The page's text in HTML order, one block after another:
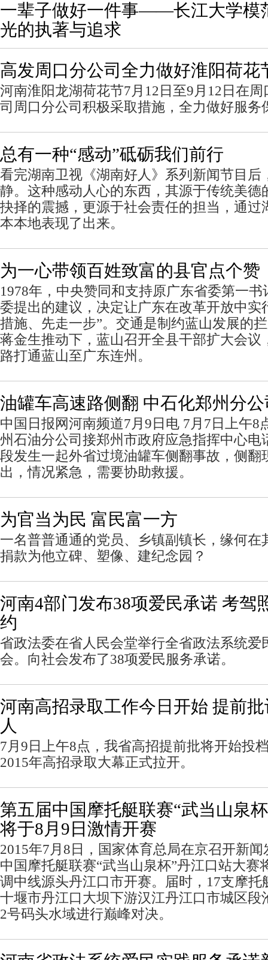
一辈子做好一件事——长江大学模
光的执著与追求
高发周口分公司全力做好淮阳荷花
河南淮阳龙湖荷花节7月12日至9月12日在
司周口分公司积极采取措施，全力做好服务
总有一种“感动”砥砺我们前行
看完湖南卫视《湖南好人》系列新闻节目后
静。这种感动人心的东西，其源于传统美德
抉择的震撼，更源于社会责任的担当，通过
本本地表现了出来。
为一心带领百姓致富的县官点个赞
1978年，中央赞同和支持原广东省委第一
委提出的建议，决定让广东在改革开放中实
措施、先走一步”。交通是制约蓝山发展的
蒋金生推动下，蓝山召开全县干部扩大会议
路打通蓝山至广东连州。
油罐车高速路侧翻 中石化郑州分
中国日报网河南频道7月9日电 7月7日上午8
州石油分公司接郑州市政府应急指挥中心电
段发生一起外省过境油罐车侧翻事故，侧翻
出，情况紧急，需要协助救援。
为官当为民 富民富一方
一名普普通通的党员、乡镇副镇长，缘何在
捐款为他立碑、塑像、建纪念园？
河南4部门发布38项爱民承诺 考驾
约
省政法委在省人民会堂举行全省政法系统爱
会。向社会发布了38项爱民服务承诺。
河南高招录取工作今日开始 提前
人
7月9日上午8点，我省高招提前批将开始投
2015年高招录取大幕正式拉开。
第五届中国摩托艇联赛“武当山泉
将于8月9日激情开赛
2015年7月8日，国家体育总局在京召开新
中国摩托艇联赛“武当山泉杯”丹江口站大赛
调中线源头丹江口市开赛。届时，17支摩托
十堰市丹江口大坝下游汉江丹江口市城区段
2号码头水域进行巅峰对决。